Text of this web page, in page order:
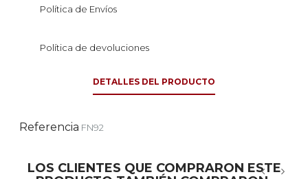
Política de Envíos
Política de devoluciones
DETALLES DEL PRODUCTO
Referencia FN92
LOS CLIENTES QUE COMPRARON ESTE